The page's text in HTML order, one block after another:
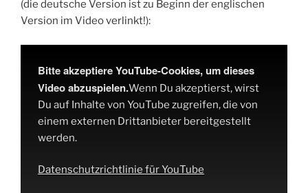
(die deutsche Version ist zu Beginn der englischen
Version im Video verlinkt!):
Bitte akzeptiere YouTube-Cookies, um dieses
Video abzuspielen.Wenn Du akzeptierst, wirst
Du auf Inhalte von YouTube zugreifen, die von
einem externen Drittanbieter bereitgestellt
werden.
Datenschutzrichtlinie für YouTube